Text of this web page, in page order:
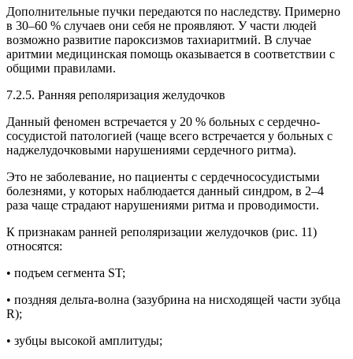
Дополнительные пучки передаются по наследству. Примерно
в 30–60 % случаев они себя не проявляют. У части людей
возможно развитие пароксизмов тахиаритмий. В случае
аритмии медицинская помощь оказывается в соответствии с
общими правилами.
7.2.5. Ранняя реполяризация желудочков
Данный феномен встречается у 20 % больных с сердечно-
сосудистой патологией (чаще всего встречается у больных с
наджелудочковыми нарушениями сердечного ритма).
Это не заболевание, но пациенты с сердечнососудистыми
болезнями, у которых наблюдается данный синдром, в 2–4
раза чаще страдают нарушениями ритма и проводимости.
К признакам ранней реполяризации желудочков (рис. 11)
относятся:
• подъем сегмента ST;
• поздняя дельта-волна (зазубрина на нисходящей части зубца
R);
• зубцы высокой амплитуды;